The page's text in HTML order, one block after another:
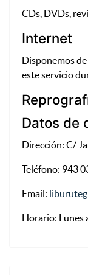
CDs, DVDs,
Internet
Disponemos
este servicio
Datos de
Dirección: C/
Teléfono: 943
Email:
Horario: Lunes